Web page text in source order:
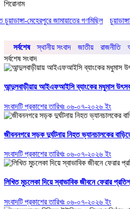
শিরোনাম
মেহেরপুরে জামায়াতের গণমিছিল
চুয়াডাঙ্গায়
সর্বশেষ স্থানীয় সংবাদ জাতীয় রাজনীতি
সর্বশেষ সংবাদ
আন্দুলবাড়ীয়ায় আইএফআইসি ব্যাংকের মধুমাস উৎসব
সংবাদটি প্রকাশের তারিখঃ ০৬-০৭-২০২৬ ইং
জীবননগরে সড়ক দুর্ঘটনায় নিহত ভ্যানচালকের
সংবাদটি প্রকাশের তারিখঃ ০৬-০৭-২০২৬ ইং
লিখিত মুচলেকা দিয়ে স্বাভাবিক জীবনে ফেরার
সংবাদটি প্রকাশের তারিখঃ ০৬-০৭-২০২৬ ইং